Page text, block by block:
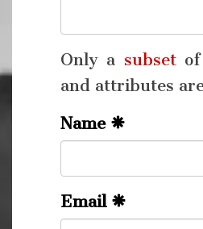
Only a subsetof
and attributes
Name
Email